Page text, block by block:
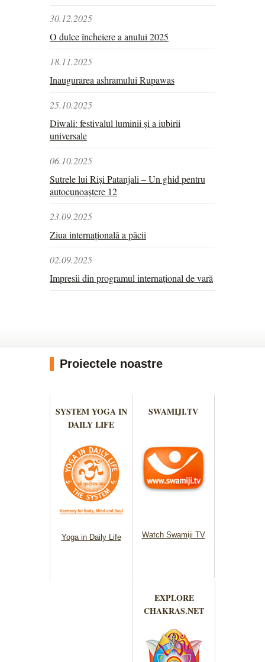
30.12.2025
O dulce încheiere a anului 2025
18.11.2025
Inaugurarea ashramului Rupawas
25.10.2025
Diwali: festivalul luminii și a iubirii
universale
06.10.2025
Sutrele lui Riși Patanjali – Un ghid pentru
autocunoaștere 12
23.09.2025
Ziua internațională a păcii
02.09.2025
Impresii din programul internațional de vară
Proiectele noastre
SYSTEM YOGA IN
DAILY LIFE
Yoga in Daily Life
SWAMIJI.TV
Watch Swamiji TV
EXPLORE
CHAKRAS.NET